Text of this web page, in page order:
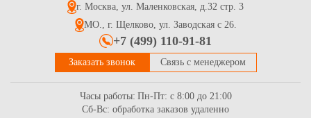
г. Москва, ул. Маленковская, д.32 стр. 3
МО., г. Щелково, ул. Заводская с 26.
+7 (499) 110-91-81
Заказать звонок Связь с менеджером
Часы работы: Пн-Пт: с 8:00 до 21:00
Сб-Вс: обработка заказов удаленно